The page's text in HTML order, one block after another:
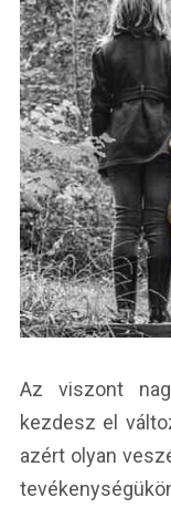
Az viszont
kezdesz el
azért olyan